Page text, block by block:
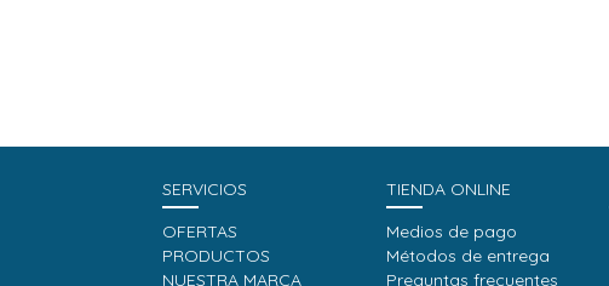
SERVICIOS
OFERTAS
PRODUCTOS
NUESTRA MARCA
TIENDA ONLINE
Medios de pago
Métodos de entrega
Preguntas frecuentes